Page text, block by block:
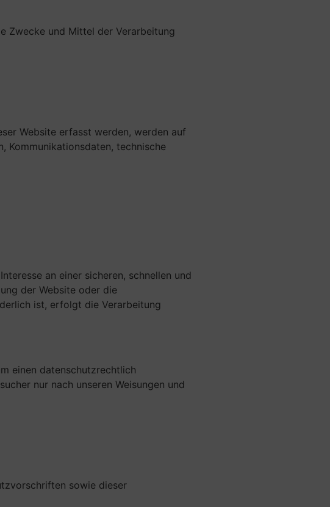
Zwecke und Mittel der Verarbeitung
Website erfasst werden, werden auf
Kommunikationsdaten, technische
an einer sicheren, schnellen und
der Website oder die
ist, erfolgt die Verarbeitung
einen datenschutzrechtlich
nur nach unseren Weisungen und
sowie dieser